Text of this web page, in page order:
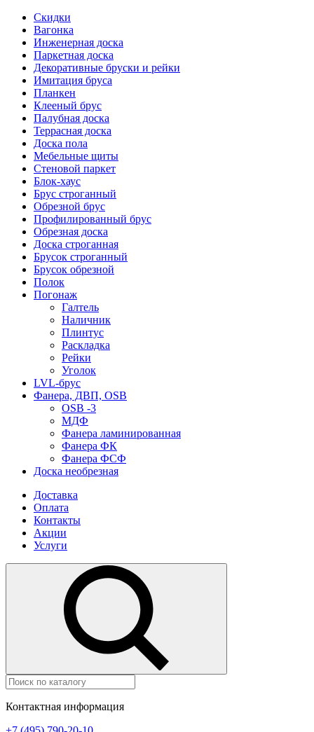
Скидки
Вагонка
Инженерная доска
Паркетная доска
Декоративные бруски и рейки
Имитация бруса
Планкен
Клееный брус
Палубная доска
Террасная доска
Доска пола
Мебельные щиты
Стеновой паркет
Блок-хаус
Брус строганный
Обрезной брус
Профилированный брус
Обрезная доска
Доска строганная
Брусок строганный
Брусок обрезной
Полок
Погонаж
Галтель
Наличник
Плинтус
Раскладка
Рейки
Уголок
LVL-брус
Фанера, ДВП, OSB
OSB -3
МДФ
Фанера ламинированная
Фанера ФК
Фанера ФСФ
Доска необрезная
Доставка
Оплата
Контакты
Акции
Услуги
Контактная информация